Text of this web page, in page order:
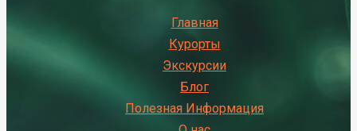
Главная
Курорты
Экскурсии
Блог
Полезная Информация